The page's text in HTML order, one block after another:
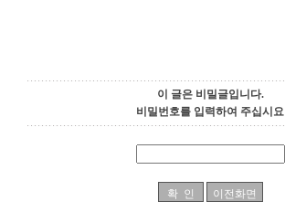
이 글은 비밀글입니다.
비밀번호를 입력하여 주십시요